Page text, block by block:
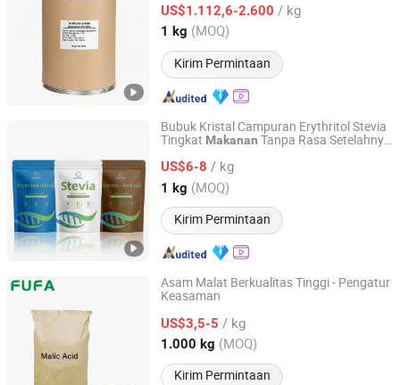
US$1.112,6-2.600 / kg
1 kg (MOQ)
Kirim Permintaan
Shanghai, China Harga mulai 2025
Bubuk Kristal Campuran Erythritol Stevia
Tingkat Makanan Tanpa Rasa Setelahnya
US$6-8 / kg
1 kg (MOQ)
Kirim Permintaan
Shanghai Beimoo Biotechnology Co., Ltd.
Shanghai, China Harga mulai 2025
Asam Malat Berkualitas Tinggi - Pengatur
Keasaman
US$3,5-5 / kg
1.000 kg (MOQ)
Kirim Permintaan
HENAN FUFA BIOTECHNOLOGY CO., LTD.
Henan, China Harga mulai 2025